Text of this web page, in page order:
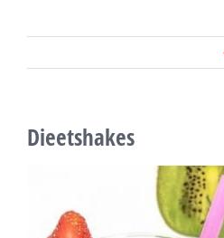
Dieetshakes